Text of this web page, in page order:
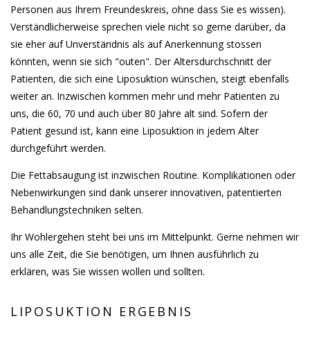
Personen aus Ihrem Freundeskreis, ohne dass Sie es wissen).
Verständlicherweise sprechen viele nicht so gerne darüber, da
sie eher auf Unverständnis als auf Anerkennung stossen
könnten, wenn sie sich "outen". Der Altersdurchschnitt der
Patienten, die sich eine Liposuktion wünschen, steigt ebenfalls
weiter an. Inzwischen kommen mehr und mehr Patienten zu
uns, die 60, 70 und auch über 80 Jahre alt sind. Sofern der
Patient gesund ist, kann eine Liposuktion in jedem Alter
durchgeführt werden.
Die Fettabsaugung ist inzwischen Routine. Komplikationen oder
Nebenwirkungen sind dank unserer innovativen, patentierten
Behandlungstechniken selten.
Ihr Wohlergehen steht bei uns im Mittelpunkt. Gerne nehmen wir
uns alle Zeit, die Sie benötigen, um Ihnen ausführlich zu
erklären, was Sie wissen wollen und sollten.
LIPOSUKTION ERGEBNIS